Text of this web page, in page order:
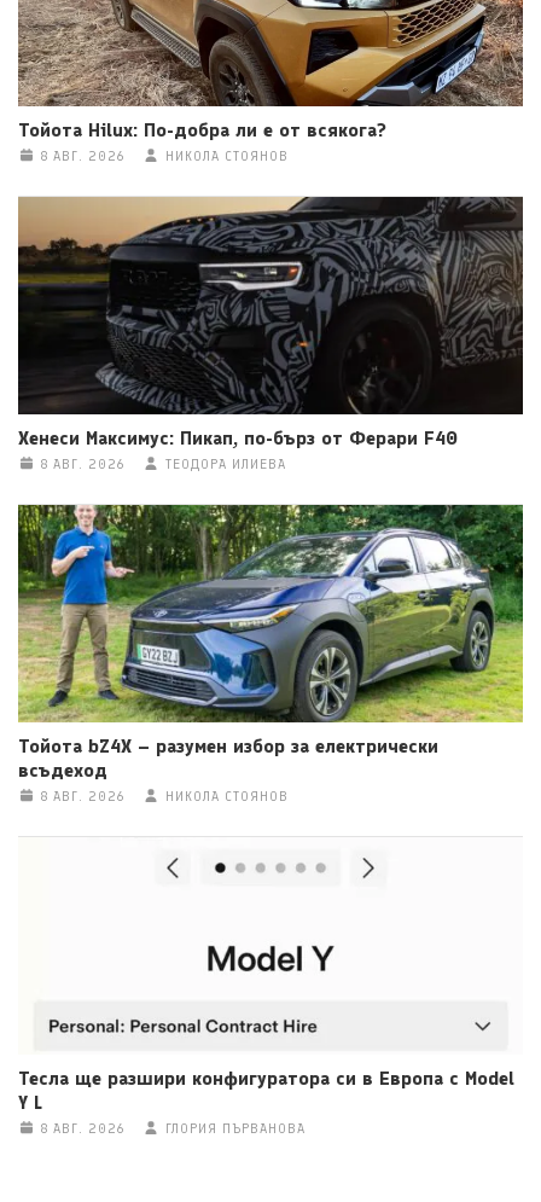
Тойота Hilux: По-добра ли е от всякога?
8 АВГ. 2026 НИКОЛА СТОЯНОВ
Хенеси Максимус: Пикап, по-бърз от Ферари F40
8 АВГ. 2026 ТЕОДОРА ИЛИЕВА
Тойота bZ4X – разумен избор за електрически
всъдеход
8 АВГ. 2026 НИКОЛА СТОЯНОВ
Тесла ще разшири конфигуратора си в Европа с Model
Y L
8 АВГ. 2026 ГЛОРИЯ ПЪРВАНОВА